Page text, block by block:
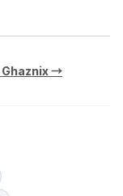
استكشف المزيد من الرؤى التقنية على مدونة Ghaznix →